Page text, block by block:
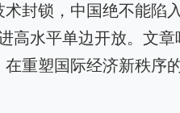
封锁，中国绝不能陷
高水平单边开放。文
重塑国际经济新秩序